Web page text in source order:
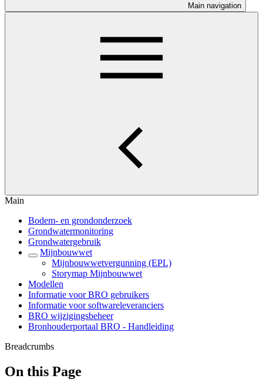
Main navigation
Main
Bodem- en grondonderzoek
Grondwatermonitoring
Grondwatergebruik
Mijnbouwwet
Mijnbouwwetvergunning (EPL)
Storymap Mijnbouwwet
Modellen
Informatie voor BRO gebruikers
Informatie voor softwareleveranciers
BRO wijzigingsbeheer
Bronhouderportaal BRO - Handleiding
Breadcrumbs
On this Page